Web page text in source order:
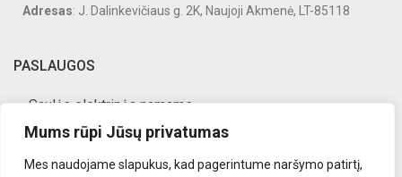
Mums rūpi Jūsų privatumas
Mes naudojame slapukus, kad pagerintume naršymo patirtį,
Adresas: J. Dalinkevičiaus g. 2K, Naujoji Akmenė, LT-85118
PASLAUGOS
Saulės elektrinės namams
Saulės elektrinės verslui
Saulės elektrinių priežiūra